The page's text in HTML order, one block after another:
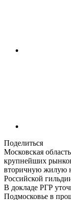
Поделиться
Московская
крупнейших
вторичную жилую
Российской
В докладе РГР
Подмосковье в